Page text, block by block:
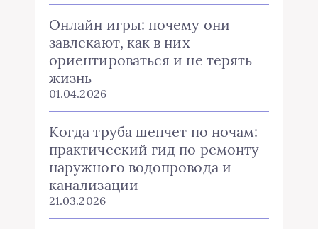
Онлайн игры: почему они
завлекают, как в них
ориентироваться и не терять
жизнь
01.04.2026
Когда труба шепчет по ночам:
практический гид по ремонту
наружного водопровода и
канализации
21.03.2026